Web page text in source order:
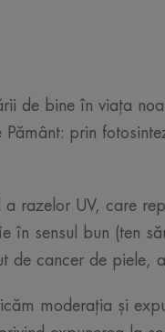
de bine în viața
prin
razelor UV, care
în sensul bun (ten
cancer de piele,
moderația și